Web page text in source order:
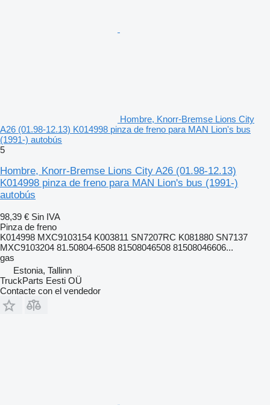
Hombre, Knorr-Bremse Lions City
A26 (01.98-12.13) K014998 pinza de freno para MAN Lion's bus
(1991-) autobús
5
Hombre, Knorr-Bremse Lions City A26 (01.98-12.13)
K014998 pinza de freno para MAN Lion's bus (1991-)
autobús
98,39 € Sin IVA
Pinza de freno
K014998 MXC9103154 K003811 SN7207RC K081880 SN7137
MXC9103204 81.50804-6508 81508046508 81508046606...
gas
Estonia, Tallinn
TruckParts Eesti OÜ
Contacte con el vendedor